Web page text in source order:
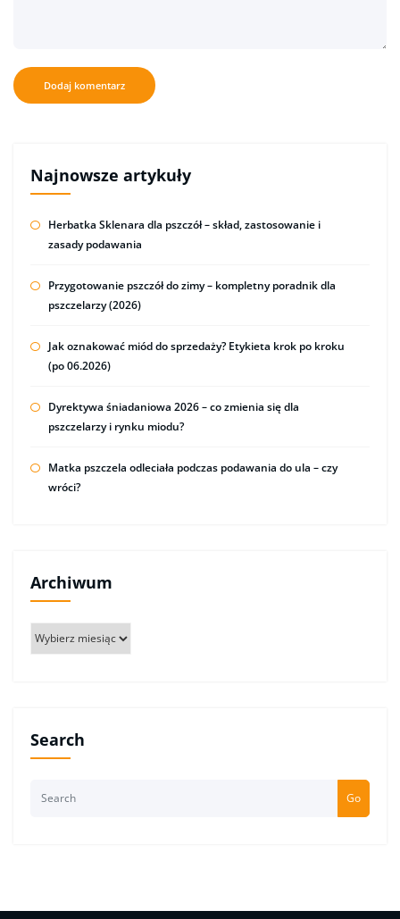
Najnowsze artykuły
Herbatka Sklenara dla pszczół – skład, zastosowanie i
zasady podawania
Przygotowanie pszczół do zimy – kompletny poradnik dla
pszczelarzy (2026)
Jak oznakować miód do sprzedaży? Etykieta krok po kroku
(po 06.2026)
Dyrektywa śniadaniowa 2026 – co zmienia się dla
pszczelarzy i rynku miodu?
Matka pszczela odleciała podczas podawania do ula – czy
wróci?
Archiwum
Archiwum
Search
Go